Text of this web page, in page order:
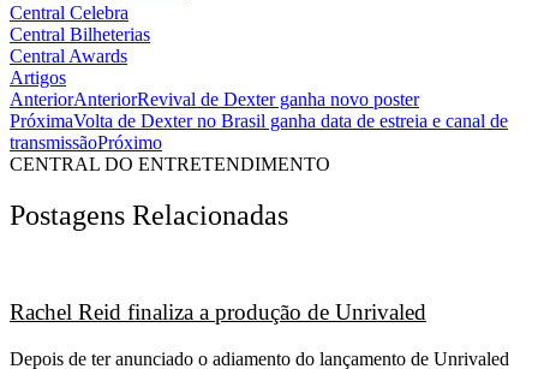
Central Celebra
Central Bilheterias
Central Awards
Artigos
AnteriorAnteriorRevival de Dexter ganha novo poster
PróximaVolta de Dexter no Brasil ganha data de estreia e canal de
transmissãoPróximo
CENTRAL DO ENTRETENDIMENTO
Postagens Relacionadas
Rachel Reid finaliza a produção de Unrivaled
Depois de ter anunciado o adiamento do lançamento de Unrivaled